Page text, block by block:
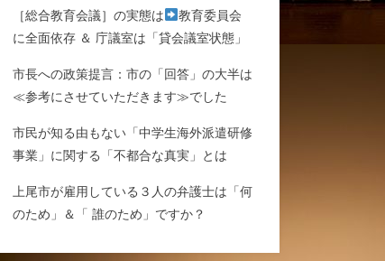
［総合教育会議］の実態は
教育委員会
に全面依存 ＆ 庁議室は「貸会議室状態」
市長への政策提言：市の「回答」の大半は
≪参考にさせていただきます≫でした
市民が知る由もない「中学生海外派遣研修
事業」に関する「不都合な真実」とは
上尾市が雇用している３人の弁護士は「何
のため」＆「 誰のため」ですか？